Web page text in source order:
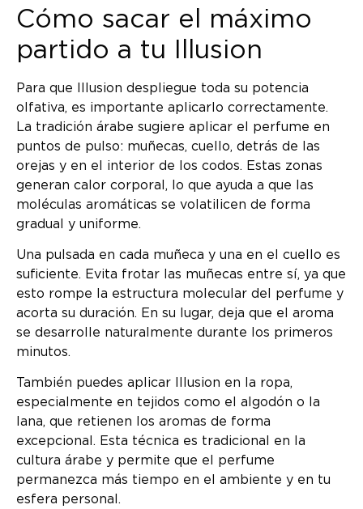
Cómo sacar el máximo
partido a tu Illusion
Para que Illusion despliegue toda su potencia
olfativa, es importante aplicarlo correctamente.
La tradición árabe sugiere aplicar el perfume en
puntos de pulso: muñecas, cuello, detrás de las
orejas y en el interior de los codos. Estas zonas
generan calor corporal, lo que ayuda a que las
moléculas aromáticas se volatilicen de forma
gradual y uniforme.
Una pulsada en cada muñeca y una en el cuello es
suficiente. Evita frotar las muñecas entre sí, ya que
esto rompe la estructura molecular del perfume y
acorta su duración. En su lugar, deja que el aroma
se desarrolle naturalmente durante los primeros
minutos.
También puedes aplicar Illusion en la ropa,
especialmente en tejidos como el algodón o la
lana, que retienen los aromas de forma
excepcional. Esta técnica es tradicional en la
cultura árabe y permite que el perfume
permanezca más tiempo en el ambiente y en tu
esfera personal.